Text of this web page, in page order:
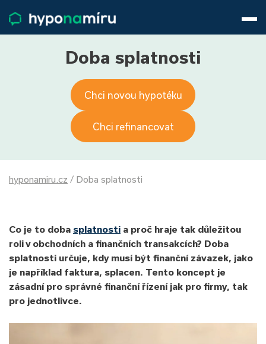
Životní pojištění
Pojištění nemovitosti
O nás
800 688 388
Přihlásit
Doba splatnosti
Chci novou hypotéku
Chci refinancovat
hyponamiru.cz / Doba splatnosti
Co je to doba splatnosti a proč hraje tak důležitou
roli v obchodních a finančních transakcích? Doba
splatnosti určuje, kdy musí být finanční závazek, jako
je například faktura, splacen. Tento koncept je
zásadní pro správné finanční řízení jak pro firmy, tak
pro jednotlivce.